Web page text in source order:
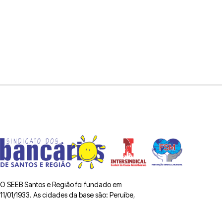
O SEEB Santos e Região foi fundado em
11/01/1933. As cidades da base são: Peruíbe,